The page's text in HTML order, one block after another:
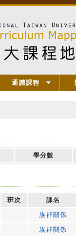
通識課程
學分數
班次
課名
族群關係
族群關係